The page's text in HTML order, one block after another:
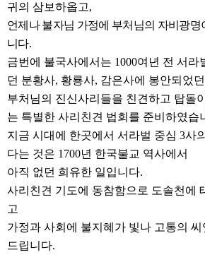
귀의 삼보하옵고,
언제나 불자님 가정에 부처님의 자비광
니다.
금번에 불국사에서는 1000여년 전 서라
던 분황사, 황룡사, 감은사에 봉안되었던
부처님의 진신사리들을 친견하고 탑돌
는 특별한 사리친견 법회를 준비하였습
지금 시대에 한곳에서 서라벌 중심 3사
다는 것은 1700년 한국불교 역사에서
아직 없던 희유한 일입니다.
사리친견 기도에 동참함으로 도솔천에
고
가정과 사회에 불지혜가 빛나 고통의
드립니다.